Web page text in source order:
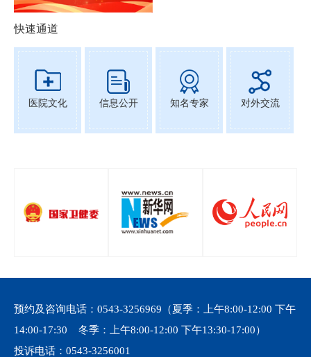
快速通道
医院文化 信息公开 知名专家 对外交流
预约及咨询电话： 0543-3256969 （夏季：上午8:00-12:00 下午
14:00-17:30 冬季：上午8:00-12:00 下午13:30-17:00）
投诉电话： 0543-3256001